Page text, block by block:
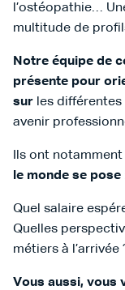
l’ostéopathie…
multitude de
Notre équipe de
présente pour
sur les
avenir
Ils ont notamment
le monde se pose
Quel salaire
Quelles
métiers à l’arrivée
Vous aussi, vous